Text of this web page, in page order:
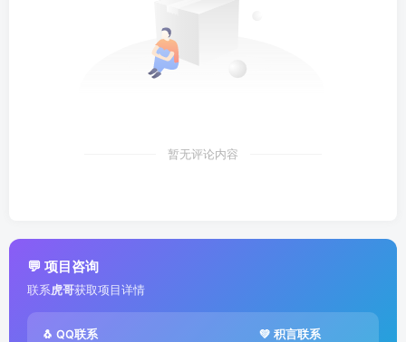
暂无评论内容
💬 项目咨询
联系 虎哥获取项目详情
🐧 QQ联系
💚 积言联系